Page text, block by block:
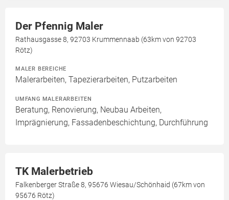
Der Pfennig Maler
Rathausgasse 8, 92703 Krummennaab (63km von 92703
Rötz)
MALER BEREICHE
Malerarbeiten, Tapezierarbeiten, Putzarbeiten
UMFANG MALERARBEITEN
Beratung, Renovierung, Neubau Arbeiten,
Imprägnierung, Fassadenbeschichtung, Durchführung
TK Malerbetrieb
Falkenberger Straße 8, 95676 Wiesau/Schönhaid (67km von
95676 Rötz)